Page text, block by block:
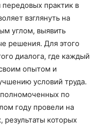
практик в
взглянуть на
углом, выявить
решения. Для этого
диалога, где каждый
опытом и
условий труда.
по
году провели на
результаты которых